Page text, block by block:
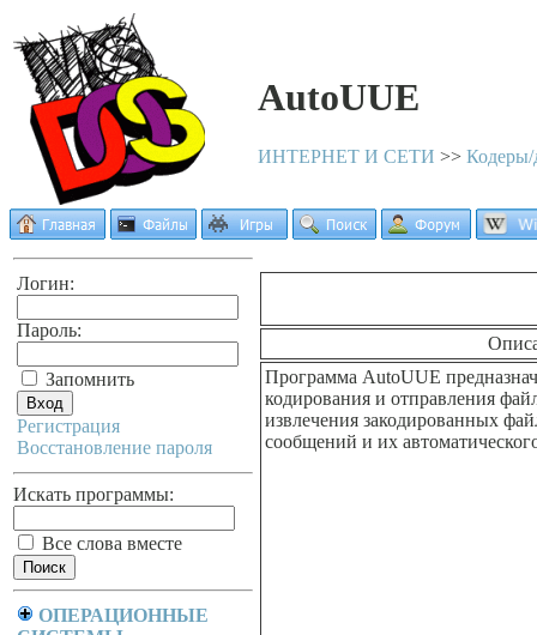
AutoUUE
ИНТЕРНЕТ И СЕТИ >>
Логин:
Пароль:
Запомнить
Регистрация
Восстановление пароля
Искать программы:
Все слова вместе
ОПЕРАЦИОННЫЕ
Программа AutoUUE
кодирования и отправления
извлечения закодированных
сообщений и их